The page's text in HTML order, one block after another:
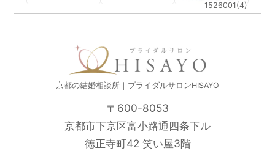
1526001(4)
京都の結婚相談所｜ブライダルサロンHISAYO
〒600-8053
京都市下京区富小路通四条下ル
徳正寺町42 笑い屋3階